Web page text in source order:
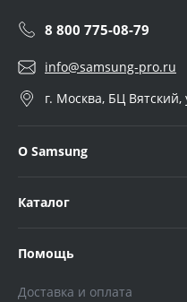
8 800 775-08-79
info@samsung-pro.ru
г. Москва, БЦ Вятский,
О Samsung
Каталог
Помощь
Доставка и оплата